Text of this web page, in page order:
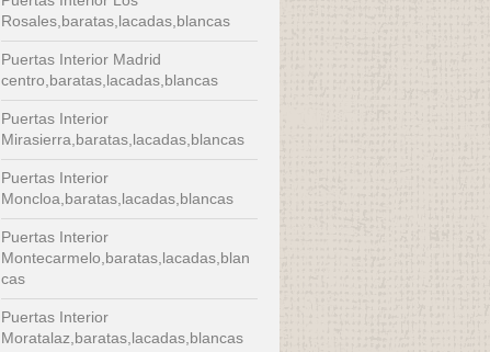
Rosales,baratas,lacadas,blancas
Puertas Interior Madrid
centro,baratas,lacadas,blancas
Puertas Interior
Mirasierra,baratas,lacadas,blancas
Puertas Interior
Moncloa,baratas,lacadas,blancas
Puertas Interior
Montecarmelo,baratas,lacadas,blan
cas
Puertas Interior
Moratalaz,baratas,lacadas,blancas